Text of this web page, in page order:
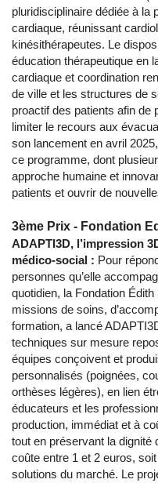
pluridisciplinaire dédiée à la
cardiaque, réunissant
kinésithérapeutes. Le
éducation thérapeutique en
cardiaque et coordination
de ville et les structures de
proactif des patients afin de
limiter le recours aux
son lancement en avril
ce programme, dont
approche humaine et
patients et ouvrir de
3ème Prix - Fondation
ADAPTI3D, l’impression
médico-social : Pour
personnes qu’elle
quotidien, la Fondation
missions de soins,
formation, a lancé
techniques sur mesure
équipes conçoivent et
personnalisés (poignées,
orthèses légères), en lien
éducateurs et les
production, immédiat et à
tout en préservant la
coûte entre 1 et 2 euros,
solutions du marché. Le